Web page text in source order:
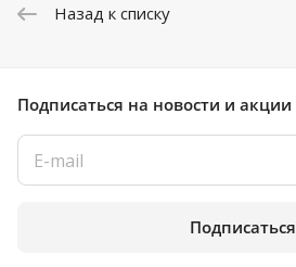
Назад к списку
Подписаться на новости и акции
Подписаться